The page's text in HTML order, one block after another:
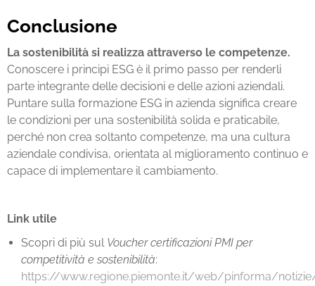
Conclusione
La sostenibilità si realizza attraverso le competenze.
Conoscere i principi ESG è il primo passo per renderli
parte integrante delle decisioni e delle azioni aziendali.
Puntare sulla formazione ESG in azienda significa creare
le condizioni per una sostenibilità solida e praticabile,
perché non crea soltanto competenze, ma una cultura
aziendale condivisa, orientata al miglioramento continuo e
capace di implementare il cambiamento.
Link utile
Scopri di più sul Voucher certificazioni PMI per
competitività e sostenibilità:
https://www.regione.piemonte.it/web/pinforma/